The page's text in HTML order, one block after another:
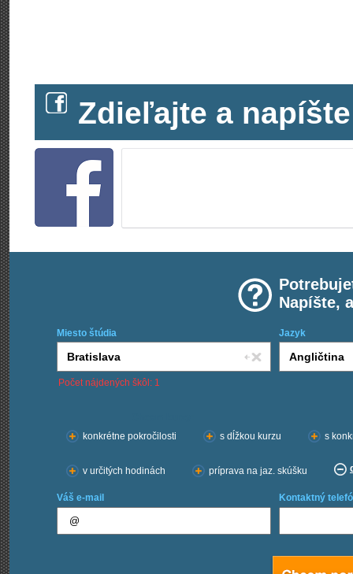
Zdieľajte a
Napíšte,
Miesto štúdia Jazyk
Počet nájdených škôl: 1
konkrétne pokročilosti
s dĺžkou kurzu s
v určitých hodinách príprava na jaz. skúšku
Váš e-mail Kontaktný